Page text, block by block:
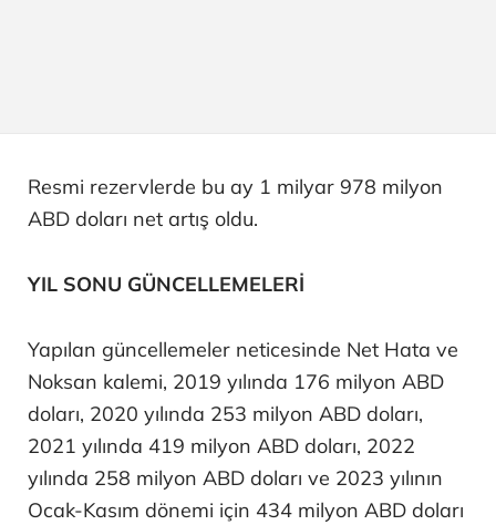
Resmi rezervlerde bu ay 1 milyar 978 milyon
ABD doları net artış oldu.
YIL SONU GÜNCELLEMELERİ
Yapılan güncellemeler neticesinde Net Hata ve
Noksan kalemi, 2019 yılında 176 milyon ABD
doları, 2020 yılında 253 milyon ABD doları,
2021 yılında 419 milyon ABD doları, 2022
yılında 258 milyon ABD doları ve 2023 yılının
Ocak-Kasım dönemi için 434 milyon ABD doları